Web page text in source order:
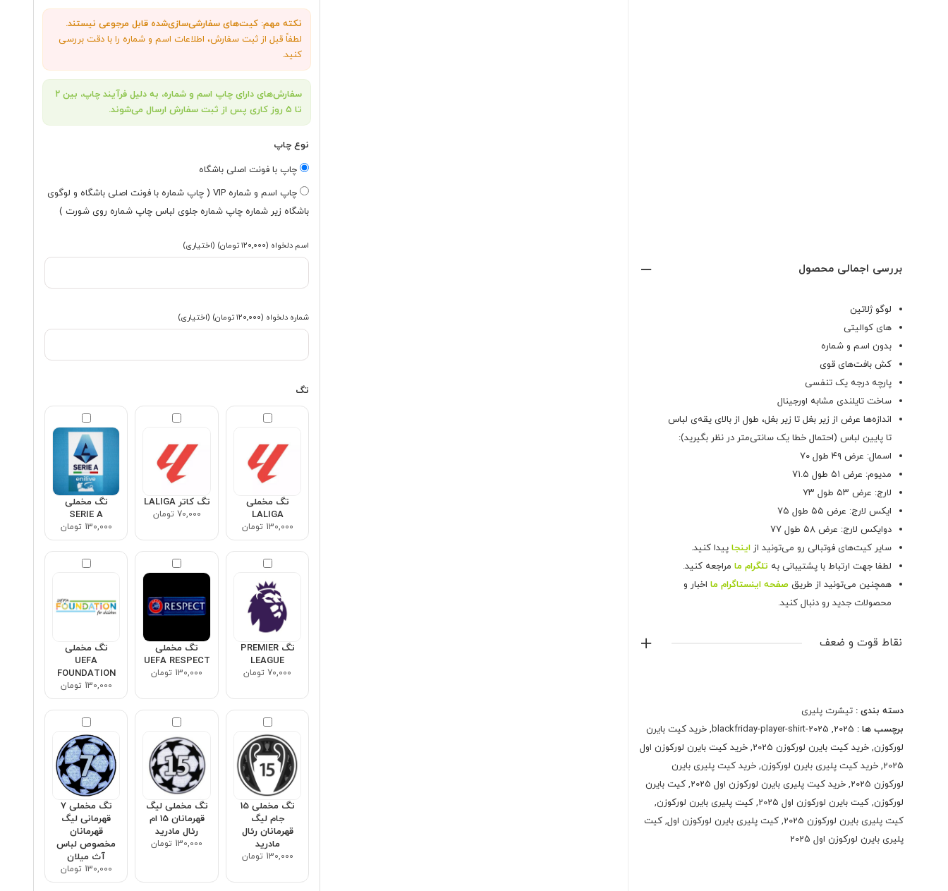
بررسی اجمالی محصول
لوگو ژلاتین
های کوالیتی
بدون اسم و شماره
کش بافت‌های قوی
پارچه درجه یک تنفسی
ساخت تایلندی مشابه اورجینال
اندازه‌ها عرض از زیر بغل تا زیر بغل، طول از بالای یقه‌ی لباس
تا پایین لباس (احتمال خطا یک سانتی‌متر در نظر بگیرید):
اسمال: عرض ۴۹ طول ۷۰
مدیوم: عرض ۵۱ طول ۷۱.۵
لارج: عرض ۵۳ طول ۷۳
ایکس لارج: عرض ۵۵ طول ۷۵
دوایکس لارج: عرض ۵۸ طول ۷۷
سایر کیت‌های فوتبالی رو می‌تونید از اینجا پیدا کنید.
لطفا جهت ارتباط با پشتیبانی به تلگرام ما مراجعه کنید.
همچنین می‌تونید از طریق صفحه اینستاگرام ما اخبار و
محصولات جدید رو دنبال کنید.
نقاط قوت و ضعف
دسته بندی : تیشرت پلیری
برچسب ها : 2025
,
blackfriday-player-shirt-2025
, خرید کیت بایرن
لورکوزن, خرید کیت بایرن لورکوزن 2025 , خرید کیت بایرن لورکوزن اول
2025
, خرید کیت پلیری بایرن لورکوزن, خرید کیت پلیری بایرن
لورکوزن 2025
, خرید کیت پلیری بایرن لورکوزن اول 2025 , کیت بایرن
لورکوزن, کیت بایرن لورکوزن اول 2025 , کیت پلیری بایرن لورکوزن,
کیت پلیری بایرن لورکوزن 2025
, کیت پلیری بایرن لورکوزن اول, کیت
پلیری بایرن لورکوزن اول 2025
نکته مهم: کیت‌های سفارشی‌سازی‌شده قابل مرجوعی نیستند.
لطفاً قبل از ثبت سفارش، اطلاعات اسم و شماره را با دقت بررسی
کنید.
سفارش‌های دارای چاپ اسم و شماره، به دلیل فرآیند چاپ، بین ۲
تا ۵ روز کاری پس از ثبت سفارش ارسال می‌شوند.
نوع چاپ
چاپ با فونت اصلی باشگاه
چاپ اسم و شماره VIP ( چاپ شماره با فونت اصلی باشگاه و لوگوی
باشگاه زیر شماره چاپ شماره جلوی لباس چاپ شماره روی شورت )
اسم دلخواه (۱۲۰٬۰۰۰ تومان) (اختیاری)
شماره دلخواه (۱۲۰٬۰۰۰ تومان) (اختیاری)
تگ
تگ مخملی
LALIGA
130,000 تومان
تگ کاتر LALIGA
70,000 تومان
تگ مخملی
SERIE A
130,000 تومان
تگ PREMIER
LEAGUE
70,000 تومان
تگ مخملی
UEFA RESPECT
130,000 تومان
تگ مخملی
UEFA
FOUNDATION
130,000 تومان
تگ مخملی 15
جام لیگ
قهرمانان رئال
مادرید
130,000 تومان
تگ مخملی لیگ
قهرمانان 15 ام
رئال مادرید
130,000 تومان
تگ مخملی ۷
قهرمانی لیگ
قهرمانان
مخصوص لباس
آث میلان
130,000 تومان